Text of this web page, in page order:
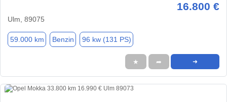
16.800 €
Ulm, 89075
59.000 km Benzin 96 kw (131 PS)
★ ➦ ➜